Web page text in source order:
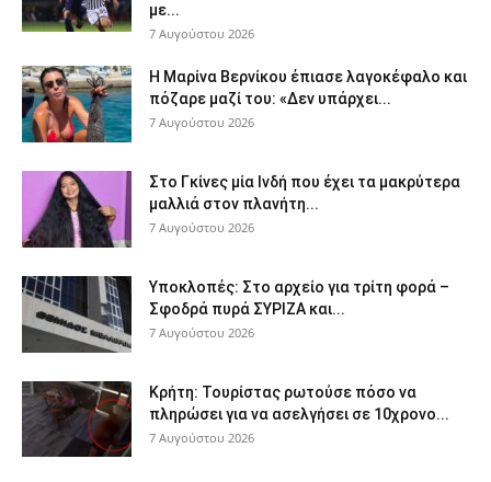
με...
7 Αυγούστου 2026
Η Μαρίνα Βερνίκου έπιασε λαγοκέφαλο και
πόζαρε μαζί του: «Δεν υπάρχει...
7 Αυγούστου 2026
Στο Γκίνες μία Ινδή που έχει τα μακρύτερα
μαλλιά στον πλανήτη...
7 Αυγούστου 2026
Υποκλοπές: Στο αρχείο για τρίτη φορά –
Σφοδρά πυρά ΣΥΡΙΖΑ και...
7 Αυγούστου 2026
Κρήτη: Τουρίστας ρωτούσε πόσο να
πληρώσει για να ασελγήσει σε 10χρονο...
7 Αυγούστου 2026